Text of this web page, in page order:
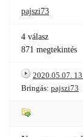
pajszi73
4 válasz
871 megtekintés
2020.05.07.
Bringás: pajszi73